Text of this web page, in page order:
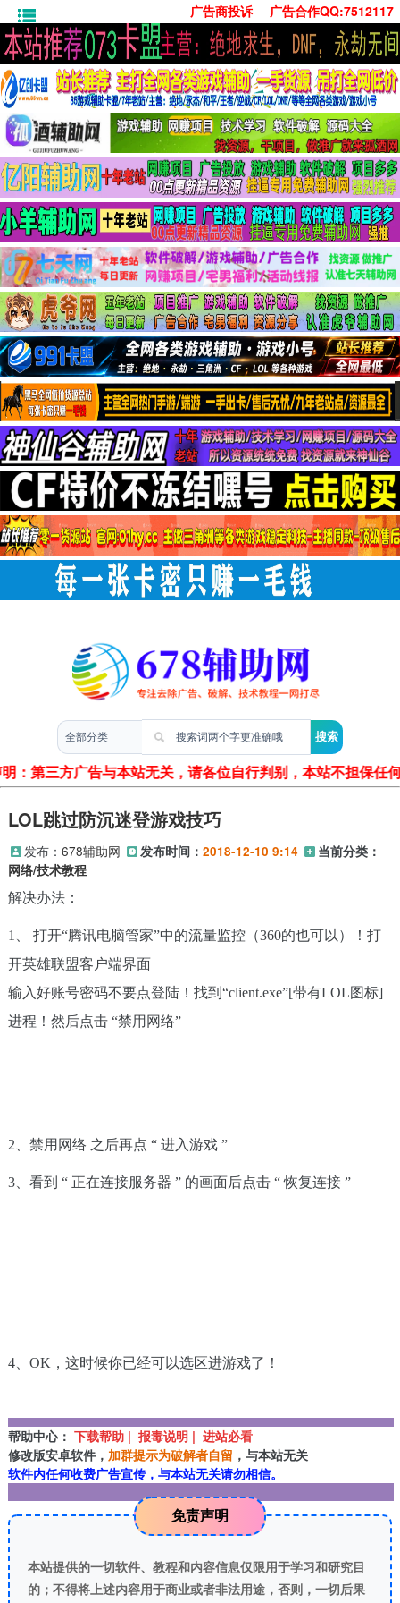
广告商投诉 广告合作QQ:7512117
首页
技术学习
安卓绿化
单机游戏
社交娱乐
系统工具
活动线报
常用办公
源码收集
值得一看
两性情感
：第三方广告与本站无关，请各位自行判别，本站不担保任
LOL跳过防沉迷登游戏技巧
发布： 678辅助网 发布时间： 2018-12-10 9:14
当前分类：
网络/技术教程
解决办法：
1、 打开“腾讯电脑管家”中的流量监控（360的也可以）！打
开英雄联盟客户端界面
输入好账号密码不要点登陆！找到“client.exe”[带有LOL图标]
进程！然后点击 “禁用网络”
2、禁用网络 之后再点 “ 进入游戏 ”
3、看到 “ 正在连接服务器 ” 的画面后点击 “ 恢复连接 ”
4、OK，这时候你已经可以选区进游戏了！
帮助中心： 下载帮助 | 报毒说明 | 进站必看
修改版安卓软件， 加群提示为破解者自留 ，与本站无关
软件内任何收费广告宣传，与本站无关请勿相信。
免责声明
本站提供的一切软件、教程和内容信息仅限用于学习和研究目
的；不得将上述内容用于商业或者非法用途，否则，一切后果